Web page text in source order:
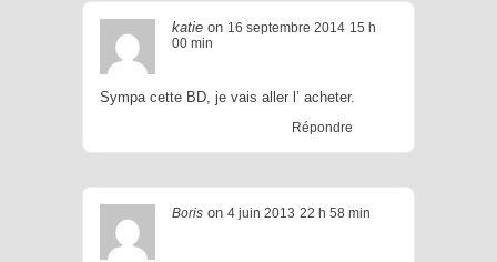
katie on 16 septembre 2014 15 h
00 min
Sympa cette BD, je vais aller l’ acheter.
Répondre
Boris on 4 juin 2013 22 h 58 min